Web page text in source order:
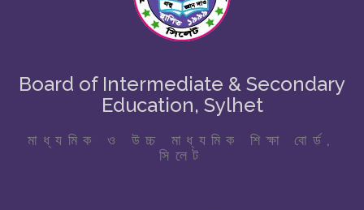
Board of Intermediate & Secondary
Education, Sylhet
মাধ্যমিক ও উচ্চ মাধ্যমিক শিক্ষা বোর্ড,
সিলেট